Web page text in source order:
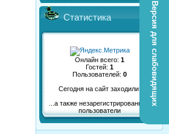
Версия для слабовидящих
Статистика
Онлайн всего: 1
Гостей: 1
Пользователей: 0
Сегодня на сайт заходили:
...а также незарегистрированные
пользователи